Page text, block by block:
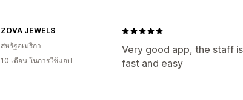
Very good app, the staff
fast and easy
ZOVA JEWELS
สหรัฐอเมริกา
10 เดือน ในการใช้แอป